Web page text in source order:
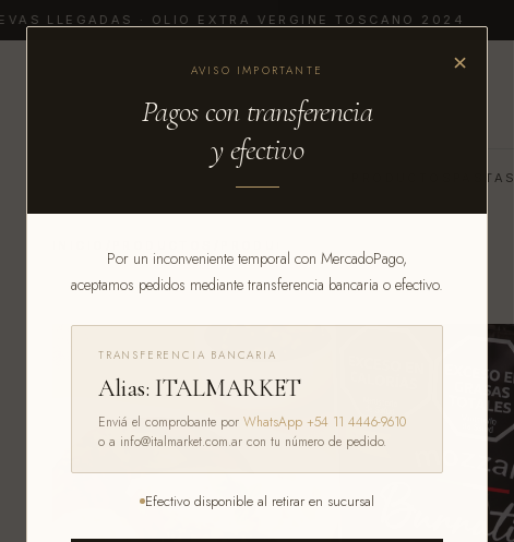
LLEGADAS · OLIO EXTRA VERGINE TOSCANO 2024
PASTAS
×
AVISO IMPORTANTE
Pagos con transferencia
y efectivo
Por un inconveniente temporal con MercadoPago,
aceptamos pedidos mediante transferencia bancaria o efectivo.
TRANSFERENCIA BANCARIA
Alias: ITALMARKET
Enviá el comprobante por WhatsApp +54 11 4446-9610
o a info@italmarket.com.ar con tu número de pedido.
Efectivo disponible al retirar en sucursal